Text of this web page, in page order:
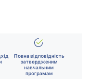
Повна відповідність
затвердженим
навчальним
програмам